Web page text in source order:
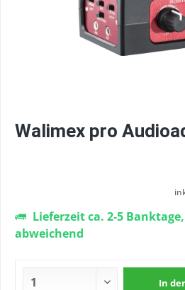
Walimex pro
Lieferzeit ca. 2-5
abweichend
In